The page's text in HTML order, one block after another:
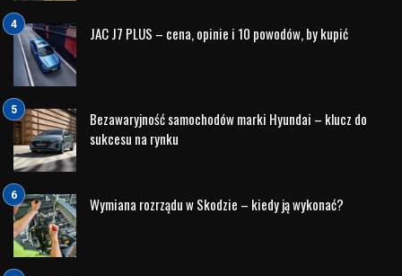
JAC J7 PLUS – cena, opinie i 10 powodów, by kupić
Bezawaryjność samochodów marki Hyundai – klucz do
sukcesu na rynku
Wymiana rozrządu w Skodzie – kiedy ją wykonać?